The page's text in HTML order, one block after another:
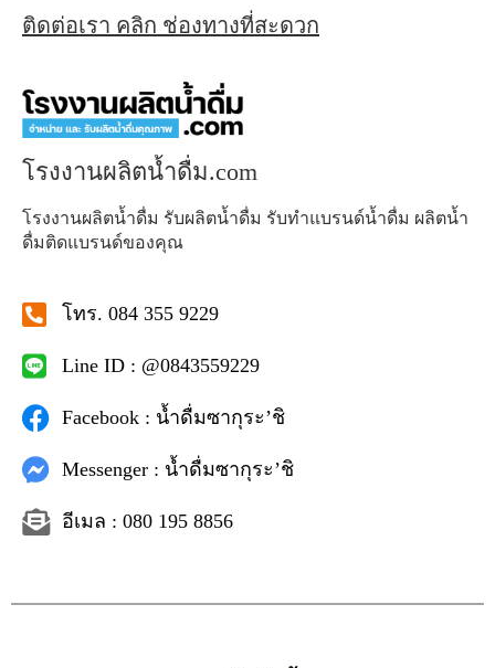
ติดต่อเรา คลิก ช่องทางที่สะดวก
โรงงานผลิตน้ำดื่ม.com
โรงงานผลิตน้ำดื่ม รับผลิตน้ำดื่ม รับทำแบรนด์น้ำดื่ม ผลิตน้ำ
ดื่มติดแบรนด์ของคุณ
โทร. 084 355 9229
Line ID : @0843559229
Facebook : น้ำดื่มซากุระ’ชิ
Messenger : น้ำดื่มซากุระ’ชิ
อีเมล : 080 195 8856